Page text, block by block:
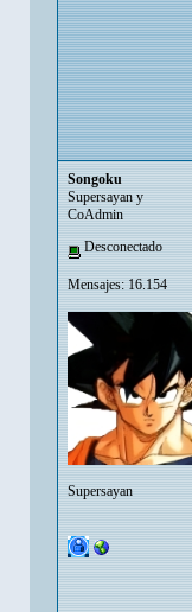
Songoku
Supersayan y
CoAdmin
Desconectado
Mensajes: 16.154
Supersayan